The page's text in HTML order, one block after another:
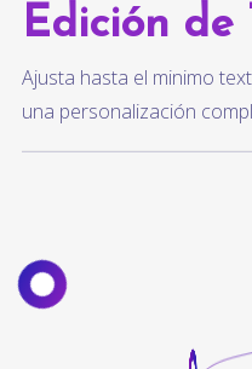
Edición de
Ajusta hasta el minimo
una personalización